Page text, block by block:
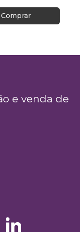
Comprar
e venda de